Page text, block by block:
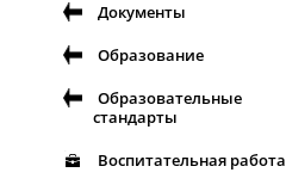
Документы
Образование
Образовательные
стандарты
Воспитательная работа